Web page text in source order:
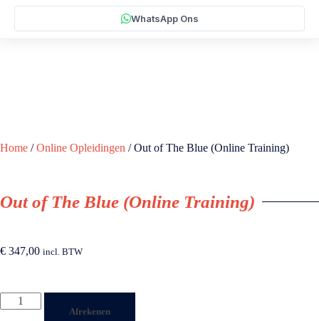
WhatsApp Ons
Home /Online Opleidingen / Out of The Blue (Online Training)
Out of The Blue (Online Training)
€ 347,00 incl. BTW
Afrekenen